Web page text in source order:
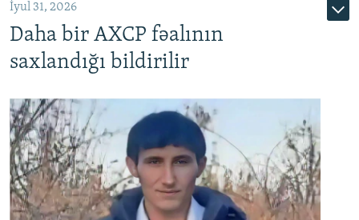
İyul 31, 2026
Daha bir AXCP fəalının
saxlandığı bildirilir